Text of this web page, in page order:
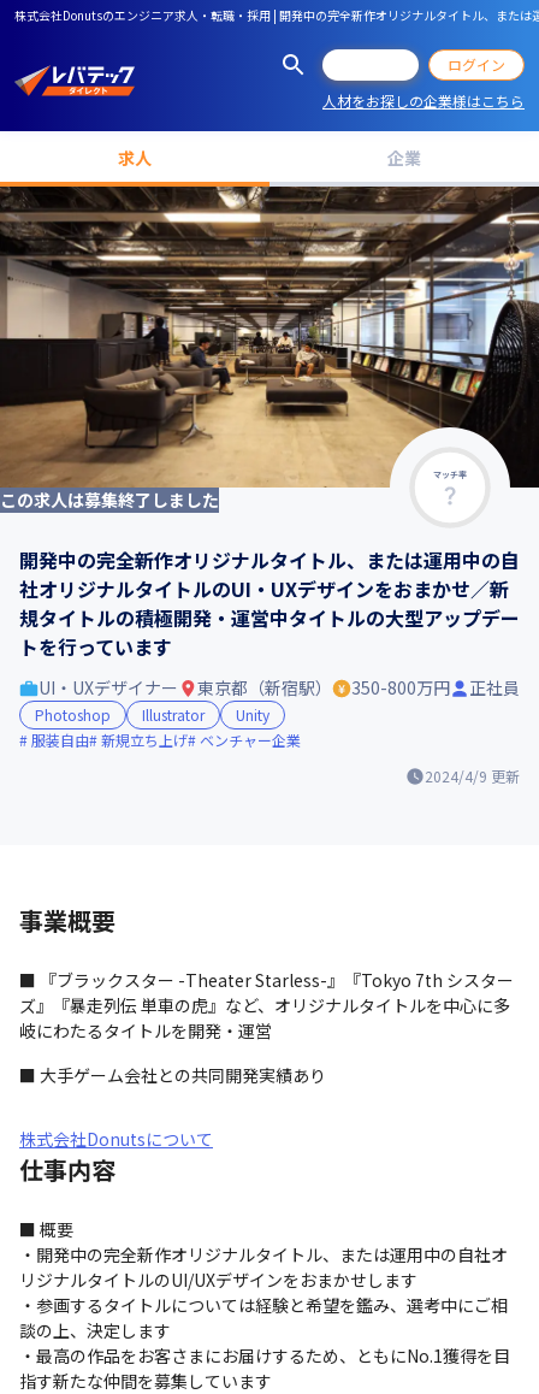
株式会社Donutsのエンジニア求人・転職・採用 | 開発中の完全新作オリジナルタイトル、また
ログイン
人材をお探しの企業様はこちら
求人 企業
マッチ率
この求人は募集終了しました
開発中の完全新作オリジナルタイトル、または運用中の自
社オリジナルタイトルのUI・UXデザインをおまかせ／新
規タイトルの積極開発・運営中タイトルの大型アップデー
トを行っています
2024/4/9 更新
UI・UXデザイナー 東京都（新宿駅） 350-800万円 正社員
Photoshop Illustrator
Unity
服装自由
新規立ち上げ ベンチャー企業
事業概要
■ 『ブラックスター -Theater Starless-』『Tokyo 7th シスター
ズ』『暴走列伝 単車の虎』など、オリジナルタイトルを中心に多
岐にわたるタイトルを開発・運営
■ 大手ゲーム会社との共同開発実績あり
株式会社Donutsについて
仕事内容
■ 概要
・開発中の完全新作オリジナルタイトル、または運用中の自社オ
リジナルタイトルのUI/UXデザインをおまかせします
・参画するタイトルについては経験と希望を鑑み、選考中にご相
談の上、決定します
・最高の作品をお客さまにお届けするため、ともにNo.1獲得を目
指す新たな仲間を募集しています